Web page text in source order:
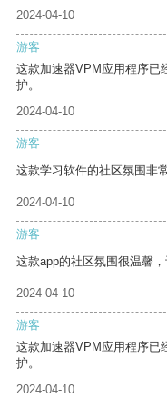
2024-04-10
游客
这款加速器VPM应用程序已
护。
2024-04-10
游客
这款学习软件的社区氛围非
2024-04-10
游客
这款app的社区氛围很温馨
2024-04-10
游客
这款加速器VPM应用程序已
护。
2024-04-10